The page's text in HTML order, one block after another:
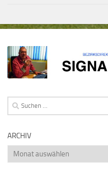
Suchen
nach:
ARCHIV
Archiv